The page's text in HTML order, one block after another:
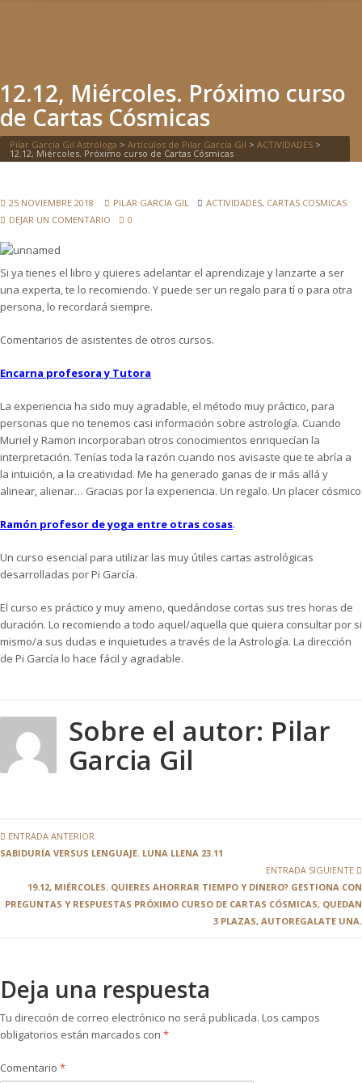
12.12, Miércoles. Próximo curso
de Cartas Cósmicas
Pilar García Gil Astróloga > Artículos de Pilar García Gil > ACTIVIDADES >
12.12, Miércoles. Próximo curso de Cartas Cósmicas
25 NOVIEMBRE 2018 PILAR GARCIA GIL ACTIVIDADES, CARTAS COSMICAS
DEJAR UN COMENTARIO
0
Si ya tienes el libro y quieres adelantar el aprendizaje y lanzarte a ser
una experta, te lo recomiendo. Y puede ser un regalo para tí o para otra
persona, lo recordará siempre.
Comentarios de asistentes de otros cursos.
Encarna profesora y Tutora
La experiencia ha sido muy agradable, el método muy práctico, para
personas que no tenemos casi información sobre astrología. Cuando
Muriel y Ramon incorporaban otros conocimientos enriquecían la
interpretación. Tenías toda la razón cuando nos avisaste que te abría a
la intuición, a la creatividad. Me ha generado ganas de ir más allá y
alinear, alienar… Gracias por la experiencia. Un regalo. Un placer cósmico
Ramón profesor de yoga entre otras cosas.
Un curso esencial para utilizar las muy útiles cartas astrológicas
desarrolladas por Pi García.
El curso es práctico y muy ameno, quedándose cortas sus tres horas de
duración. Lo recomiendo a todo aquel/aquella que quiera consultar por si
mismo/a sus dudas e inquietudes a través de la Astrología. La dirección
de Pi García lo hace fácil y agradable.
Sobre el autor: Pilar
Garcia Gil
ENTRADA ANTERIOR
SABIDURÍA VERSUS LENGUAJE. LUNA LLENA 23.11
ENTRADA SIGUIENTE
19.12, MIÉRCOLES. QUIERES AHORRAR TIEMPO Y DINERO? GESTIONA CON
PREGUNTAS Y RESPUESTAS PRÓXIMO CURSO DE CARTAS CÓSMICAS, QUEDAN
3 PLAZAS, AUTOREGALATE UNA.
Deja una respuesta
Tu dirección de correo electrónico no será publicada. Los campos
obligatorios están marcados con *
Comentario *